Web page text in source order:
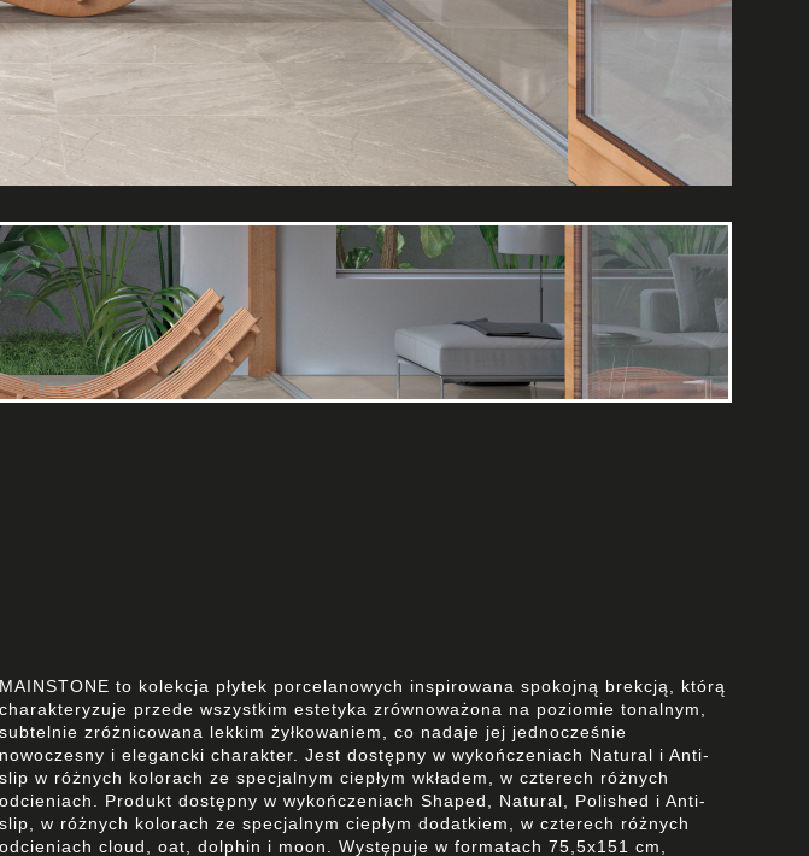
MAINSTONE to kolekcja płytek porcelanowych inspirowana spokojną brekcją, którą
charakteryzuje przede wszystkim estetyka zrównoważona na poziomie tonalnym,
subtelnie zróżnicowana lekkim żyłkowaniem, co nadaje jej jednocześnie
nowoczesny i elegancki charakter. Jest dostępny w wykończeniach Natural i Anti-
slip w różnych kolorach ze specjalnym ciepłym wkładem, w czterech różnych
odcieniach. Produkt dostępny w wykończeniach Shaped, Natural, Polished i Anti-
slip, w różnych kolorach ze specjalnym ciepłym dodatkiem, w czterech różnych
odcieniach cloud, oat, dolphin i moon. Występuje w formatach 75,5x151 cm,